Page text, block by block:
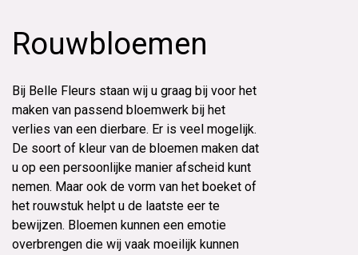
Rouwbloemen
Bij Belle Fleurs staan wij u graag bij voor het
maken van passend bloemwerk bij het
verlies van een dierbare. Er is veel mogelijk.
De soort of kleur van de bloemen maken dat
u op een persoonlijke manier afscheid kunt
nemen. Maar ook de vorm van het boeket of
het rouwstuk helpt u de laatste eer te
bewijzen. Bloemen kunnen een emotie
overbrengen die wij vaak moeilijk kunnen